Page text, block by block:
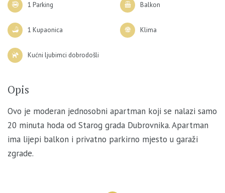
1 Parking Balkon
1 Kupaonica Klima
Kućni ljubimci dobrodošli
Opis
Ovo je moderan jednosobni apartman koji se nalazi samo
20 minuta hoda od Starog grada Dubrovnika. Apartman
ima lijepi balkon i privatno parkirno mjesto u garaži
zgrade.